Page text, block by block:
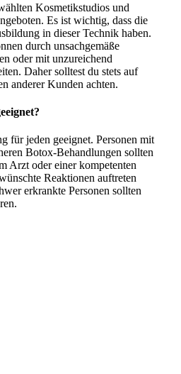
Kosmetikstudios und
Es ist wichtig, dass die
in dieser Technik haben.
durch unsachgemäße
oder mit unzureichend
Daher solltest du stets auf
anderer Kunden achten.
für jeden geeignet. Personen mit
Botox-Behandlungen sollten
Arzt oder einer kompetenten
Reaktionen auftreten
erkrankte Personen sollten